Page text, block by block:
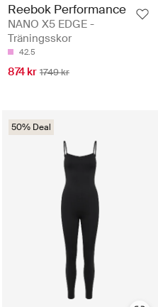
Reebok Performance
NANO X5 EDGE -
Träningsskor
42.5
874 kr 1749 kr
50% Deal